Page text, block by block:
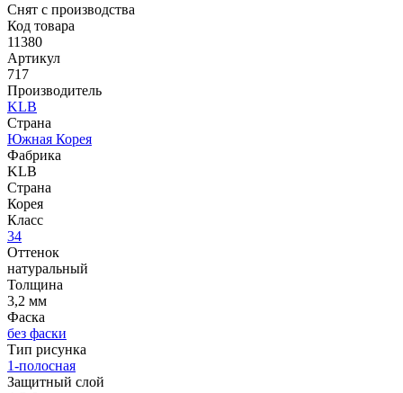
Снят с производства
Код товара
11380
Артикул
717
Производитель
KLB
Страна
Южная Корея
Фабрика
KLB
Страна
Корея
Класс
34
Оттенок
натуральный
Толщина
3,2 мм
Фаска
без фаски
Тип рисунка
1-полосная
Защитный слой